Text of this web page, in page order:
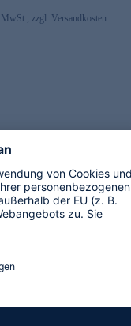
zzgl. Versandkosten.